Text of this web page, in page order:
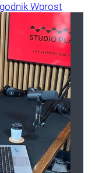
Wprost